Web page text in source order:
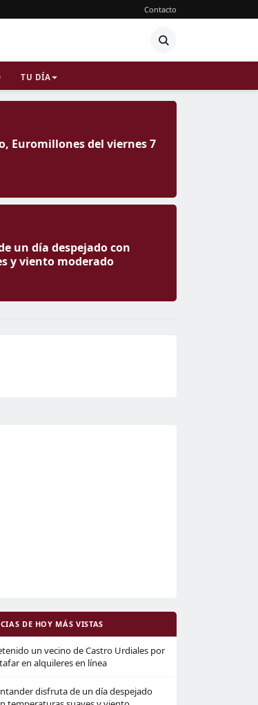
Contacto
TU DÍA
Euromillones del viernes 7
un día despejado con
y viento moderado
DE HOY MÁS VISTAS
un vecino de Castro Urdiales por
en alquileres en línea
disfruta de un día despejado